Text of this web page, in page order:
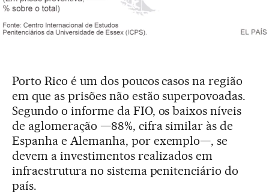
Porto Rico é um dos poucos casos na região
em que as prisões não estão superpovoadas.
Segundo o informe da FIO, os baixos níveis
de aglomeração —88%, cifra similar às de
Espanha e Alemanha, por exemplo—, se
devem a investimentos realizados em
infraestrutura no sistema penitenciário do
país.